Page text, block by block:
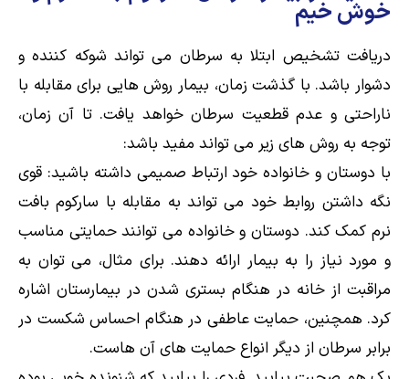
خوش خیم
دریافت تشخیص ابتلا به سرطان می تواند شوکه کننده و
دشوار باشد. با گذشت زمان، بیمار روش هایی برای مقابله با
ناراحتی و عدم قطعیت سرطان خواهد یافت. تا آن زمان،
توجه به روش های زیر می تواند مفید باشد:
با دوستان و خانواده خود ارتباط صمیمی داشته باشید: قوی
نگه داشتن روابط خود می تواند به مقابله با سارکوم بافت
نرم کمک کند. دوستان و خانواده می توانند حمایتی مناسب
و مورد نیاز را به بیمار ارائه دهند. برای مثال، می توان به
مراقبت از خانه در هنگام بستری شدن در بیمارستان اشاره
کرد. همچنین، حمایت عاطفی در هنگام احساس شکست در
برابر سرطان از دیگر انواع حمایت های آن هاست.